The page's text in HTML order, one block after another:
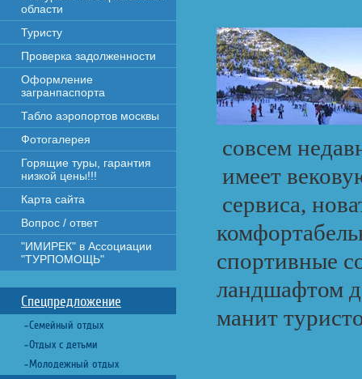
совсем
имеет
сервиса,
спортивные
ландшафтом
манит
области
Туристу
Проверка задолженности
Оформление
загранпаспорта
Табло аэропортов москвы
Фотогалерея
Горящие туры, гарантия
низкой цены!!!
Карта сайта
Вопрос / ответ
"ИМИРЕК" в Ассоциации
"ТУРПОМОЩЬ"
Спецпредложение
Семейный отдых
Отдых с детьми
Молодежный отдых